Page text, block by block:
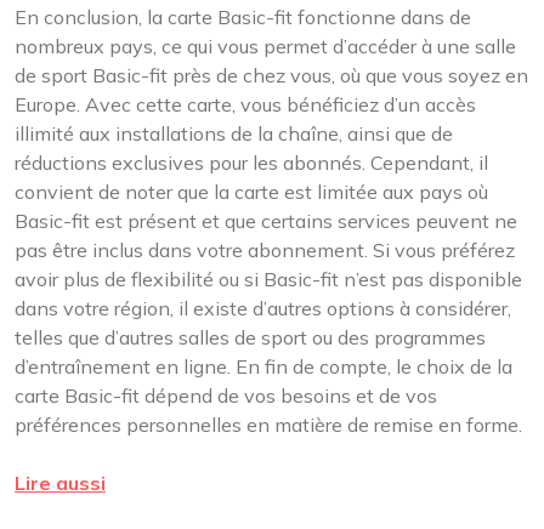
En conclusion, la carte Basic-fit fonctionne dans de
nombreux pays, ce qui vous permet d’accéder à une salle
de sport Basic-fit près de chez vous, où que vous soyez en
Europe. Avec cette carte, vous bénéficiez d’un accès
illimité aux installations de la chaîne, ainsi que de
réductions exclusives pour les abonnés. Cependant, il
convient de noter que la carte est limitée aux pays où
Basic-fit est présent et que certains services peuvent ne
pas être inclus dans votre abonnement. Si vous préférez
avoir plus de flexibilité ou si Basic-fit n’est pas disponible
dans votre région, il existe d’autres options à considérer,
telles que d’autres salles de sport ou des programmes
d’entraînement en ligne. En fin de compte, le choix de la
carte Basic-fit dépend de vos besoins et de vos
préférences personnelles en matière de remise en forme.
Lire aussi